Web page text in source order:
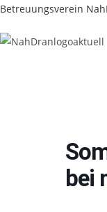
Zum
springen
Betreuungsverein
bei